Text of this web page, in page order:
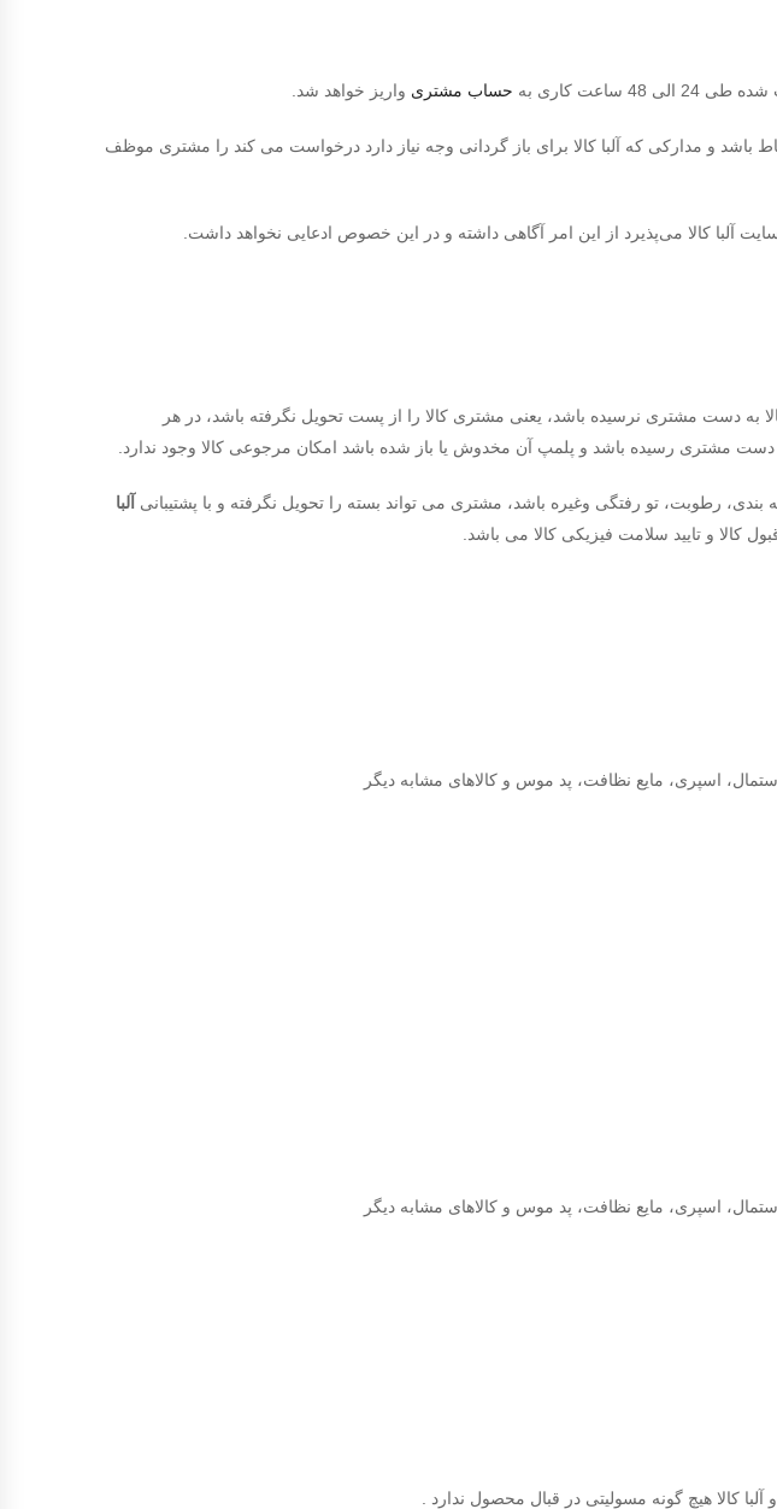
کاری به حساب مشتری واریز خواهد شد.
باشد و مدارکی که آلبا کالا برای باز گردانی وجه نیاز دارد درخواست می کند را مشتری موظف
کالا می‌پذیرد از این امر آگاهی داشته و در این خصوص ادعایی نخواهد داشت.​
به دست مشتری نرسیده باشد، یعنی مشتری کالا را از پست تحویل نگرفته باشد، در هر
دست مشتری رسیده باشد و پلمپ آن مخدوش یا باز شده باشد امکان مرجوعی کالا وجود ندارد.
رطوبت، تو رفتگی وغیره باشد، مشتری می تواند بسته را تحویل نگرفته و با پشتیبانی آلبا
کالا و تایید سلامت فیزیکی کالا می باشد.
اسپری، مایع نظافت، پد موس و کالاهای مشابه دیگر
اسپری، مایع نظافت، پد موس و کالاهای مشابه دیگر
کالا هیچ گونه مسولیتی در قبال محصول ندارد .